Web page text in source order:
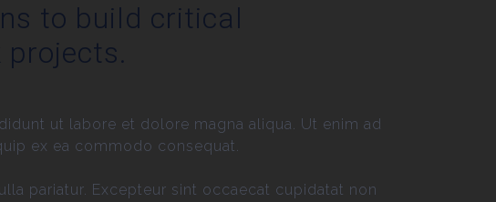
to build critical
ut labore et dolore magna aliqua. Ut enim ad
ex ea commodo consequat.
pariatur. Excepteur sint occaecat cupidatat non